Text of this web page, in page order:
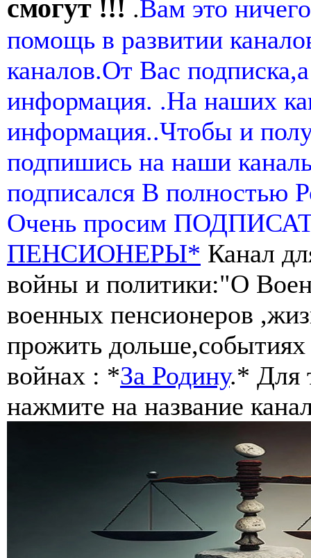
смогут !!! .Вам это
помощь в развитии
каналов.От Вас
информация. .На наших
информация..Чтобы и
подпишись на наши
подписался В полностью
Очень просим
ПЕНСИОНЕРЫ* Канал
войны и политики:"О
военных пенсионеров
прожить
войнах : *За Родину.* Для
нажмите на название